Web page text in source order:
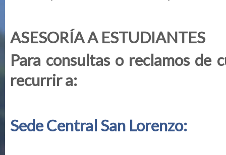
ASESORÍA A ESTUDIANTES
Para consultas o reclamos de
recurrir a:
Sede Central San Lorenzo: